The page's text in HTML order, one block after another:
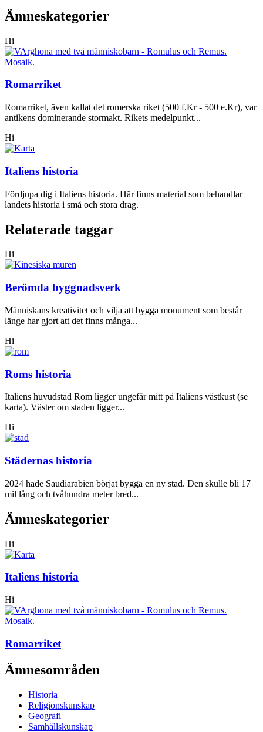
Ämneskategorier
Hi
Romarriket
Romarriket, även kallat det romerska riket (500 f.Kr - 500 e.Kr), var
antikens dominerande stormakt. Rikets medelpunkt...
Hi
Italiens historia
Fördjupa dig i Italiens historia. Här finns material som behandlar
landets historia i små och stora drag.
Relaterade taggar
Hi
Berömda byggnadsverk
Människans kreativitet och vilja att bygga monument som består
länge har gjort att det finns många...
Hi
Roms historia
Italiens huvudstad Rom ligger ungefär mitt på Italiens västkust (se
karta). Väster om staden ligger...
Hi
Städernas historia
2024 hade Saudiarabien börjat bygga en ny stad. Den skulle bli 17
mil lång och tvåhundra meter bred...
Ämneskategorier
Hi
Italiens historia
Hi
Romarriket
Ämnesområden
Historia
Religionskunskap
Geografi
Samhällskunskap